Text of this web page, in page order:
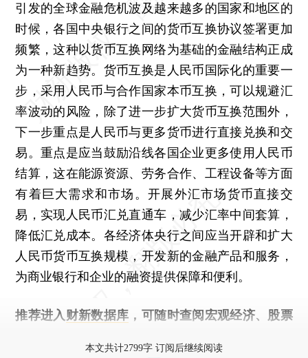
引发的全球金融危机波及越来越多的国家和地区的
时候，各国中央银行之间的货币互换协议签署更加
频繁，这种以货币互换网络为基础的金融结构正成
为一种新趋势。货币互换是人民币国际化的重要一
步，采用人民币与合作国家本币互换，可以规避汇
率波动的风险，除了进一步扩大货币互换范围外，
下一步重点是人民币与更多货币进行直接兑换和交
易。重点是应当鼓励沿线各国企业更多使用人民币
结算，这在能源资源、劳务合作、工程设备等方面
有着巨大需求和市场。开展外汇市场货币直接交
易，实现人民币汇兑直通车，减少汇率中间套算，
降低汇兑成本。各经济体央行之间应当开辟和扩大
人民币货币互换规模，开发新的金融产品和服务，
为商业银行和企业的融资提供保障和便利。
推荐进入 财新数据库 ，可随时查阅宏观经济、股票
本文共计2799字 订阅后继续阅读